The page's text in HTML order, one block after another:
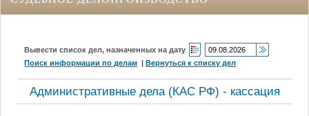
Вывести список дел, назначенных на дату
Поиск информации по делам |Вернуться к списку дел
Административные дела (КАC РФ) - кассация